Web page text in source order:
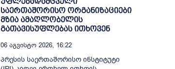
საერთაშორისო ორგანიზაციები
მზია ამაღლობელის
გათავისუფლებას ითხოვენ
06 Აგვისტო 2026, 16:22
პრესის საერთაშორისო ინსტიტუტი